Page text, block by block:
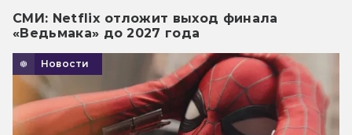
СМИ: Netflix отложит выход финала
«Ведьмака» до 2027 года
Новости